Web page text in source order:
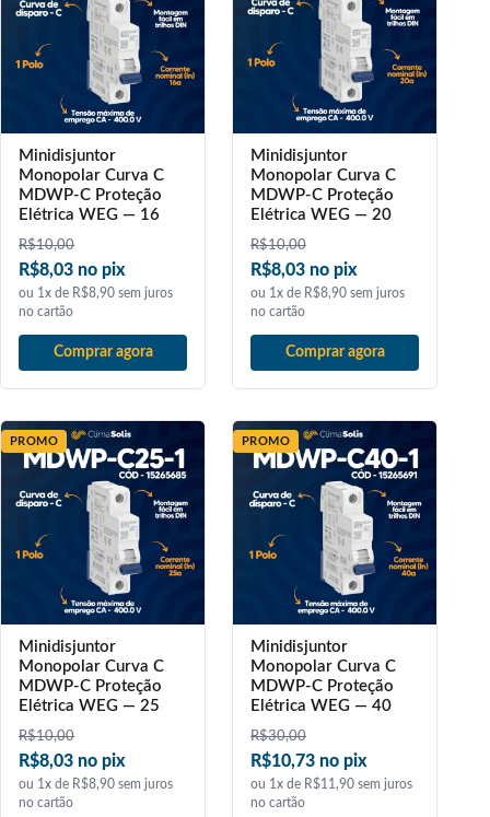
Minidisjuntor
Monopolar Curva C
MDWP-C Proteção
Elétrica WEG — 16
R$10,00
R$8,03 no pix
ou 1x de R$8,90 sem juros
no cartão
Comprar agora
Minidisjuntor
Monopolar Curva C
MDWP-C Proteção
Elétrica WEG — 20
R$10,00
R$8,03 no pix
ou 1x de R$8,90 sem juros
no cartão
Comprar agora
PROMO
Minidisjuntor
Monopolar Curva C
MDWP-C Proteção
Elétrica WEG — 25
R$10,00
R$8,03 no pix
ou 1x de R$8,90 sem juros
no cartão
PROMO
Minidisjuntor
Monopolar Curva C
MDWP-C Proteção
Elétrica WEG — 40
R$30,00
R$10,73 no pix
ou 1x de R$11,90 sem juros
no cartão